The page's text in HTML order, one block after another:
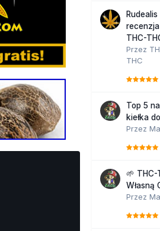
THC-
Przez
THC
Top 5
kiełka
Przez
🌱 THC-
Własną
Przez